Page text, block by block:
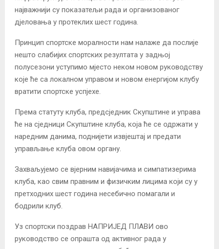
најважнији су показатељи рада и организованог
дјеловања у протеклих шест година.
Принцип спортске моралности нам налаже да послије
нешто слабијих спортских резултата у задњој
полусезони уступимо мјесто неком новом руководству
које ће са локалном управом и новом енергијом клубу
вратити спортске успјехе.
Према статуту клуба, предсједник Скупштине и управа
ће на сједници Скупштине клуба, која ће се одржати у
наредним данима, поднијети извјештај и предати
управљање клуба овом органу.
Захваљујемо се вјерним навијачима и симпатизерима
клуба, као свим правним и физичким лицима који су у
претходних шест година несебично помагали и
бодрили клуб.
Уз спортски поздрав НАПРИЈЕД ПЛАВИ ово
руководство се опрашта од активног рада у